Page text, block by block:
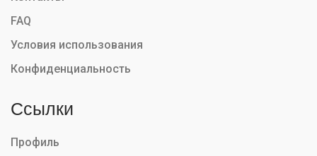
FAQ
Условия использования
Конфиденциальность
Ссылки
Профиль